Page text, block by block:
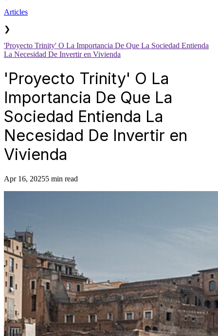
Articles
❯
'Proyecto Trinity' O La Importancia De Que La Sociedad Entienda
La Necesidad De Invertir en Vivienda
'Proyecto Trinity' O La
Importancia De Que La
Sociedad Entienda La
Necesidad De Invertir en
Vivienda
Apr 16, 20255 min read